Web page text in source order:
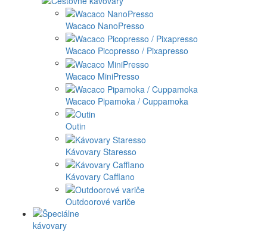
Wacaco NanoPresso
Wacaco Picopresso / Pixapresso
Wacaco MiniPresso
Wacaco Pipamoka / Cuppamoka
Outin
Kávovary Staresso
Kávovary Cafflano
Outdoorové variče